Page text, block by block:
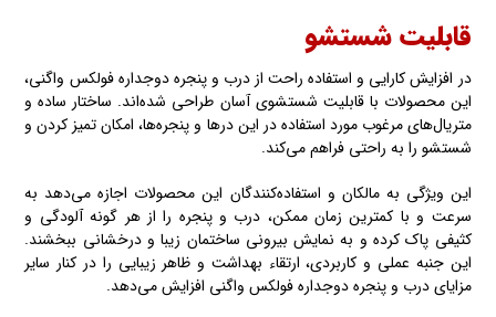
قابلیت شستشو
در افزایش کارایی و استفاده راحت از درب و پنجره دوجداره فولکس واگنی‌،
این محصولات با قابلیت شستشوی آسان طراحی شده‌اند. ساختار ساده و
متریال‌های مرغوب مورد استفاده در این درها و پنجره‌ها، امکان تمیز کردن و
شستشو را به راحتی فراهم می‌کند.
این ویژگی به مالکان و استفاده‌کنندگان این محصولات اجازه می‌دهد به
سرعت و با کمترین زمان ممکن، درب و پنجره را از هر گونه آلودگی و
کثیفی پاک کرده و به نمایش بیرونی ساختمان زیبا و درخشانی ببخشند.
این جنبه عملی و کاربردی، ارتقاء بهداشت و ظاهر زیبایی را در کنار سایر
مزایای درب و پنجره دوجداره فولکس واگنی‌ افزایش می‌دهد.